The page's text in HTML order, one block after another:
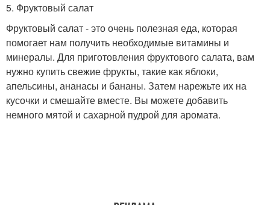
5. Фруктовый салат
Фруктовый салат - это очень полезная еда, которая
помогает нам получить необходимые витамины и
минералы. Для приготовления фруктового салата, вам
нужно купить свежие фрукты, такие как яблоки,
апельсины, ананасы и бананы. Затем нарежьте их на
кусочки и смешайте вместе. Вы можете добавить
немного мятой и сахарной пудрой для аромата.